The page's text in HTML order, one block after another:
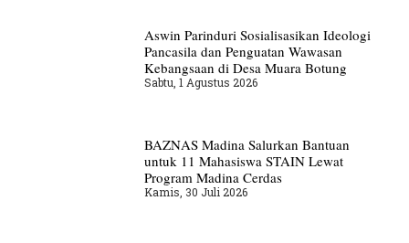
Aswin Parinduri Sosialisasikan Ideologi
Pancasila dan Penguatan Wawasan
Kebangsaan di Desa Muara Botung
Sabtu, 1 Agustus 2026
BAZNAS Madina Salurkan Bantuan
untuk 11 Mahasiswa STAIN Lewat
Program Madina Cerdas
Kamis, 30 Juli 2026